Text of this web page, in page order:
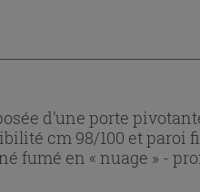
d’une porte
cm 98/100 et paroi
fumé en « nuage » -